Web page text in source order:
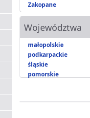
Zakopane
Województwa
małopolskie
podkarpackie
śląskie
pomorskie